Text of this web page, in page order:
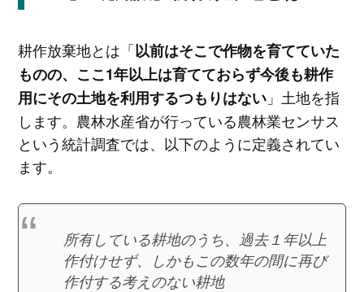
耕作放棄地とは「以前はそこで作物を育てていた
ものの、ここ1年以上は育てておらず今後も耕作
用にその土地を利用するつもりはない」土地を指
します。農林水産省が行っている農林業センサス
という統計調査では、以下のように定義されてい
ます。
所有している耕地のうち、過去１年以上
作付けせず、しかもこの数年の間に再び
作付する考えのない耕地